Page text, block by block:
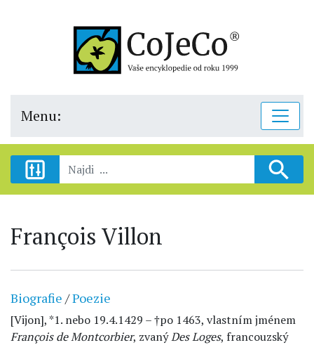
Menu:
François Villon
Biografie /Poezie
[Vijon], *1. nebo 19.4.1429 – †po 1463, vlastním jménem
François de Montcorbier, zvanýDes Loges, francouzský